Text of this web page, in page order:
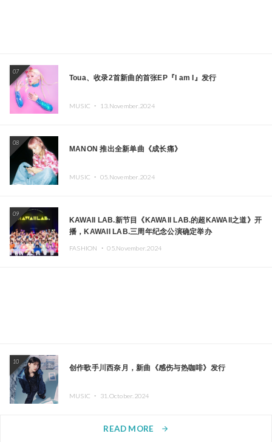
07
Toua、收录2首新曲的首张EP『I am I』发行
MUSIC ・ 13.November.2024
08
MANON 推出全新单曲《成长痛》
MUSIC ・ 05.November.2024
09
KAWAII LAB.新节目《KAWAII LAB.的超KAWAII之道》开
播，KAWAII LAB.三周年纪念公演确定举办
FASHION ・05.November.2024
10
创作歌手川西奈月，新曲《感伤与热咖啡》发行
MUSIC ・ 31.October.2024
READ MORE arrow_forward